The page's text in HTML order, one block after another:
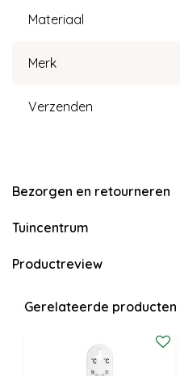
Materiaal
Merk
Verzenden
Bezorgen en retourneren
Tuincentrum
Productreview
Gerelateerde producten